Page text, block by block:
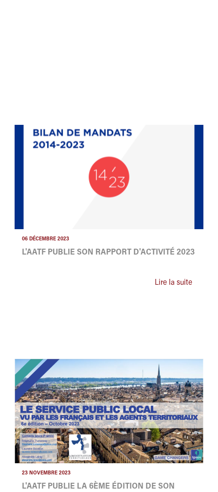
06 DÉCEMBRE 2023
L'AATF PUBLIE SON RAPPORT D'ACTIVITÉ 2023
Lire la suite
23 NOVEMBRE 2023
L'AATF PUBLIE LA 6ÈME ÉDITION DE SON